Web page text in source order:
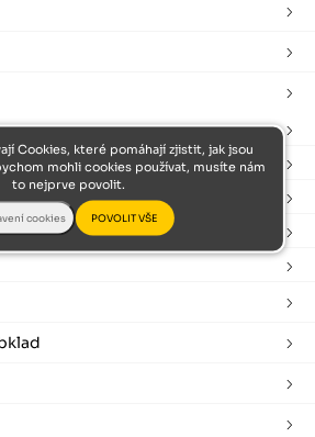
Cookies, které pomáhají zjistit, jak jsou
mohli cookies používat, musíte nám
to nejprve povolit.